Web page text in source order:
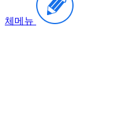
체메뉴